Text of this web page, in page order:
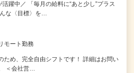
躍中／ 「毎月の給料に“あと少し”プラス
な〈目標〉を…
ート勤務
ため、完全自由シフトです！ 詳細はお問い
＜会社営…